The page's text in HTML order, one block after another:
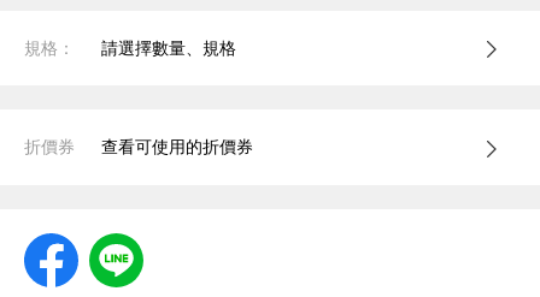
規格： 請選擇數量、規格
折價券 查看可使用的折價券